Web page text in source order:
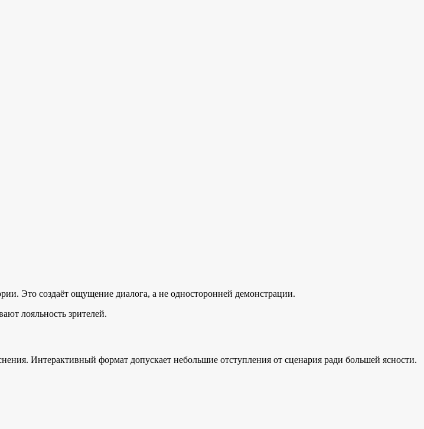
Это создаёт ощущение диалога, а не односторонней демонстрации.
лояльность зрителей.
Интерактивный формат допускает небольшие отступления от сценария ради большей ясности.